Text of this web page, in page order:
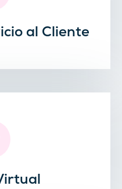
al Cliente